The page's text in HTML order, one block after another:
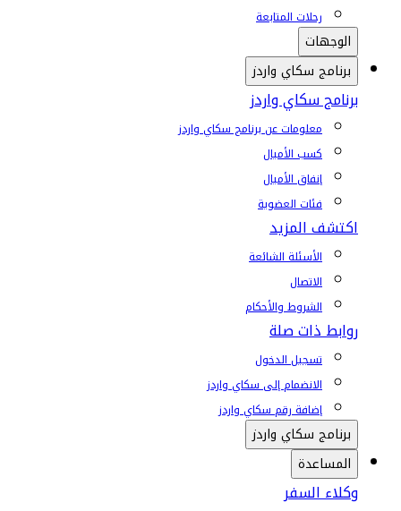
رحلات المتابعة
الوجهات
برنامج سكاي واردز
برنامج سكاي واردز
معلومات عن برنامج سكاي واردز
كسب الأميال
إنفاق الأميال
فئات العضوية
اكتشف المزيد
الأسئلة الشائعة
الاتصال
الشروط والأحكام
روابط ذات صلة
تسجيل الدخول
الانضمام إلى سكاي واردز
إضافة رقم سكاي واردز
برنامج سكاي واردز
المساعدة
وكلاء السفر